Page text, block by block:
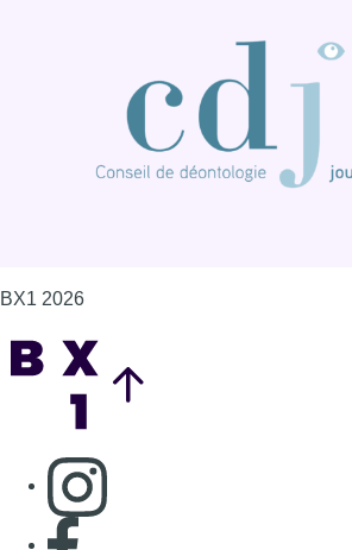
BX1 2026
Consulter page Instagram
Consulter page Facebook